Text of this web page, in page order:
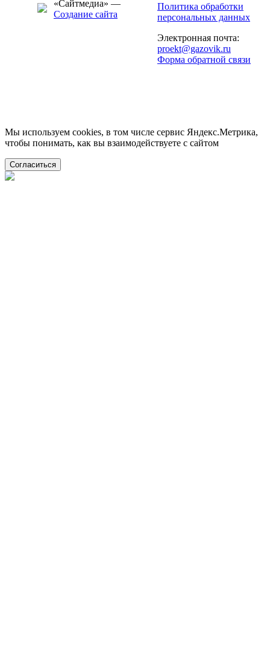
«Сайтмедиа» —
Создание сайта
Политика обработки
персональных данных
Электронная почта:
proekt@gazovik.ru
Форма обратной связи
Мы используем cookies, в том числе сервис Яндекс.Метрика,
чтобы понимать, как вы взаимодействуете с сайтом
Согласиться